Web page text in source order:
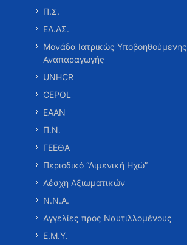
Π.Σ.
ΕΛ.ΑΣ.
Μονάδα Ιατρικώς Υποβοηθούμενης
Αναπαραγωγής
UNHCR
CEPOL
ΕΑΑΝ
Π.Ν.
ΓΕΕΘΑ
Περιοδικό “Λιμενική Ηχώ”
Λέσχη Αξιωματικών
Ν.Ν.Α.
Αγγελίες προς Ναυτιλλομένους
Ε.Μ.Υ.